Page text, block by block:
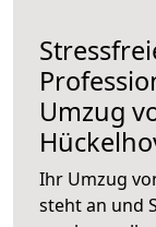
Umzug
Ihr Umzug
steht an und